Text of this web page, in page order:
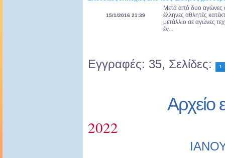
15/1/2016 21:39
Μετά από δυο αγώνες
έλληνες αθλητές
μετάλλιο σε αγώνες
έν...
Εγγραφές: 35, Σελίδες: 1
Αρχείο
2022